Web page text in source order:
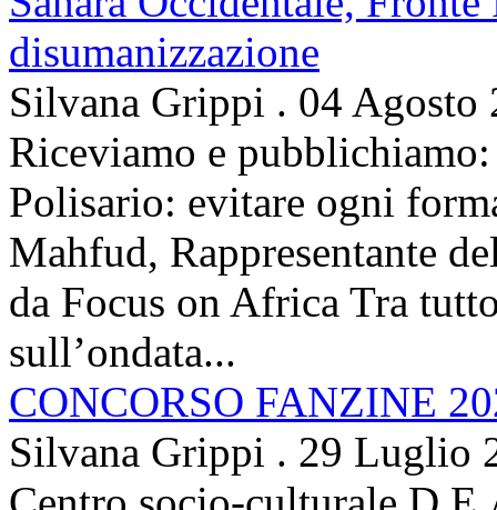
disumanizzazione
Silvana Grippi . 04 Agosto
Riceviamo e
Polisario: evitare ogni
Mahfud, Rappresentante
da Focus on Africa Tra
sull’ondata...
CONCORSO FANZINE
Silvana Grippi . 29 Luglio